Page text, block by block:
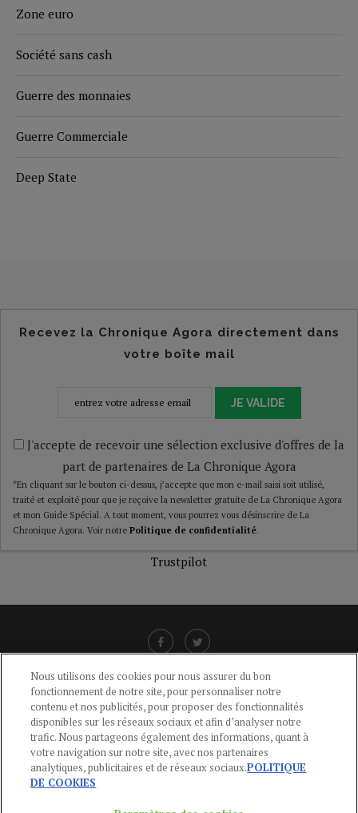
Zone euro
Société sans cash
Guerre des monnaies
Guerre Commerciale
Deep State
Recevez la Chronique Agora directement dans
votre boîte mail
JE VALIDE
J'accepte de recevoir une sélection exclusive d'offres de la
part de partenaires de La Chronique Agora
*En cliquant sur le bouton ci-dessus, j’accepte que mon e-mail saisi soit utilisé,
traité et exploité pour que je reçoive la newsletter gratuite de La Chronique Agora
et mon Guide Spécial. A tout moment, vous pourrez vous désinscrire de La
Chronique Agora. Voir notre Politique de confidentialité.
Trustpilot
CGU-POLITIQUE DE CONFIDENTIALITÉ -POLITIQUE DES COOKIES
MENTIONS LÉGALES -AIDE
CONTACT
01 44 59 91 11
Nous utilisons des cookies pour nous assurer du bon
fonctionnement de notre site, pour personnaliser notre
contenu et nos publicités, pour proposer des fonctionnalités
disponibles sur les réseaux sociaux et afin d’analyser notre
trafic. Nous partageons également des informations, quant à
votre navigation sur notre site, avec nos partenaires
analytiques, publicitaires et de réseaux sociaux.POLITIQUE
DE COOKIES